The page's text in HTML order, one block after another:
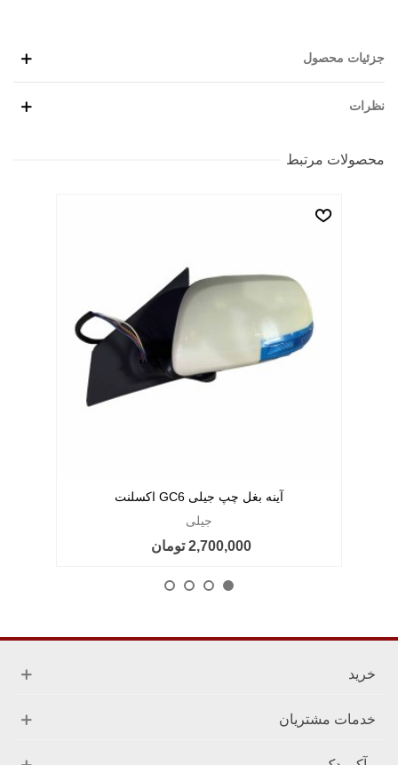
جزئیات محصول
نظرات
محصولات مرتبط
آینه بغل چپ جیلی GC6 اکسلنت
جیلی
2,700,000 تومان
خرید
خدمات مشتریان